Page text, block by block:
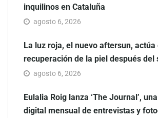
inquilinos en Cataluña
agosto 6, 2026
La luz roja, el nuevo aftersun, actúa
recuperación de la piel después del
agosto 6, 2026
Eulalia Roig lanza ‘The Journal’,
digital mensual de entrevistas y